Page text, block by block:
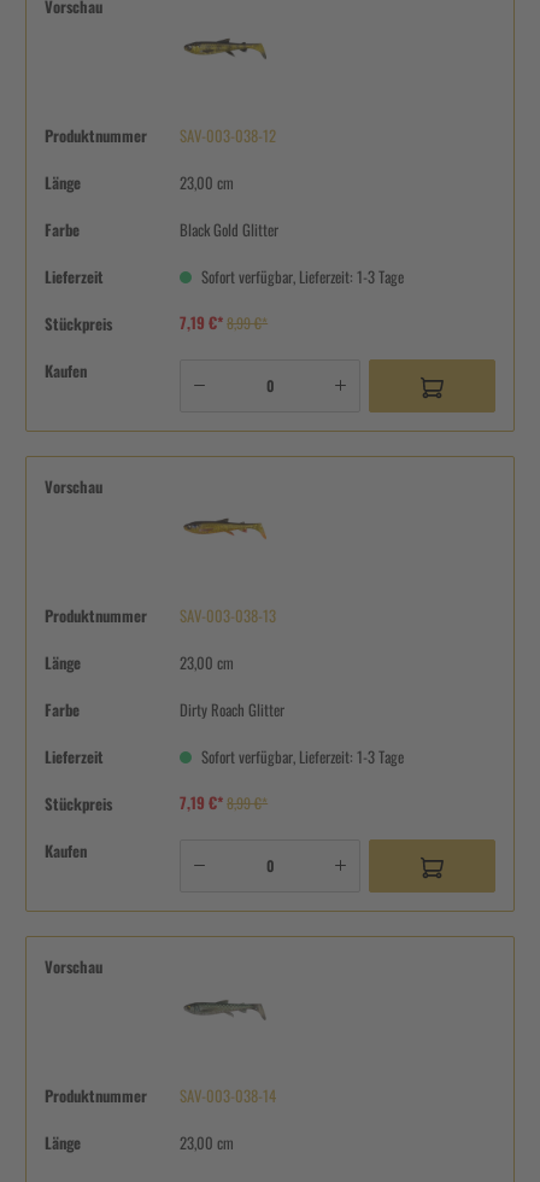
Vorschau
Produktnummer SAV-003-038-12
Länge 23,00 cm
Farbe Black Gold Glitter
Lieferzeit Sofort verfügbar, Lieferzeit: 1-3 Tage
Stückpreis 7,19 €*8,99 €*
Kaufen
Vorschau
Produktnummer SAV-003-038-13
Länge 23,00 cm
Farbe Dirty Roach Glitter
Lieferzeit Sofort verfügbar, Lieferzeit: 1-3 Tage
Stückpreis 7,19 €*8,99 €*
Kaufen
Vorschau
Produktnummer SAV-003-038-14
Länge 23,00 cm